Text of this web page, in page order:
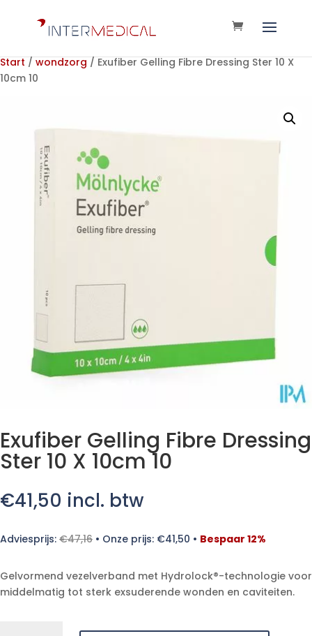
Start / wondzorg / Exufiber Gelling Fibre Dressing Ster 10 X
10cm 10
Exufiber Gelling Fibre Dressing
Ster 10 X 10cm 10
€41,50 incl. btw
Adviesprijs: €47,16 • Onze prijs: €41,50 • Bespaar 12%
Gelvormend vezelverband met Hydrolock®-technologie voor
middelmatig tot sterk exsuderende wonden en caviteiten.